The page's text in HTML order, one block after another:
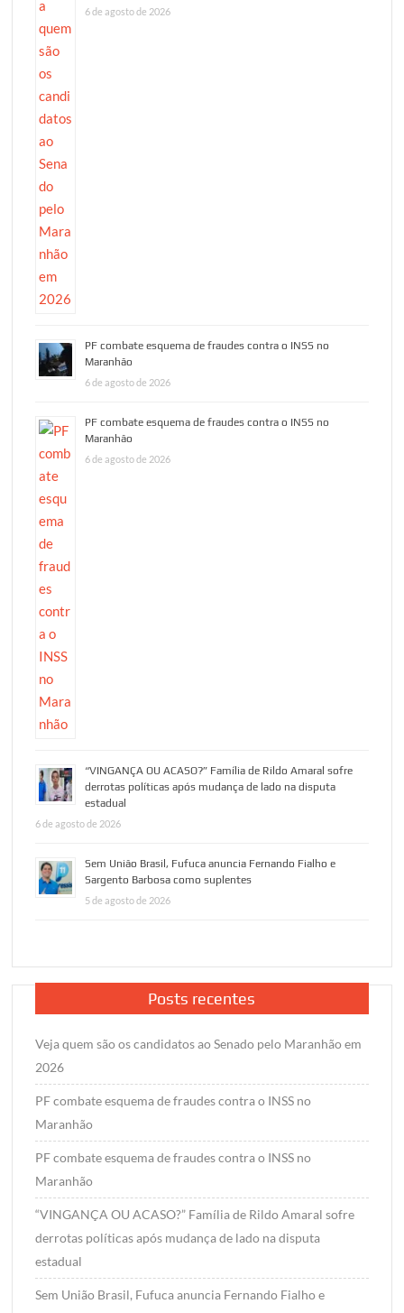
6 de agosto de 2026
PF combate esquema de fraudes contra o INSS no
Maranhão
6 de agosto de 2026
PF combate esquema de fraudes contra o INSS no
Maranhão
6 de agosto de 2026
“VINGANÇA OU ACASO?” Família de Rildo Amaral sofre
derrotas políticas após mudança de lado na disputa
estadual
6 de agosto de 2026
Sem União Brasil, Fufuca anuncia Fernando Fialho e
Sargento Barbosa como suplentes
5 de agosto de 2026
Posts recentes
Veja quem são os candidatos ao Senado pelo Maranhão em
2026
PF combate esquema de fraudes contra o INSS no
Maranhão
PF combate esquema de fraudes contra o INSS no
Maranhão
“VINGANÇA OU ACASO?” Família de Rildo Amaral sofre
derrotas políticas após mudança de lado na disputa
estadual
Sem União Brasil, Fufuca anuncia Fernando Fialho e